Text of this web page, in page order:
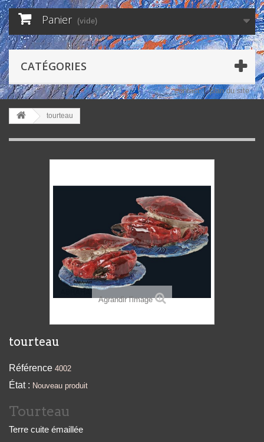
Panier (vide)
CATÉGORIES
contact plan du site
tourteau
Agrandir l'image
tourteau
Référence 4002
État : Nouveau produit
Tourteau
Terre cuite émaillée